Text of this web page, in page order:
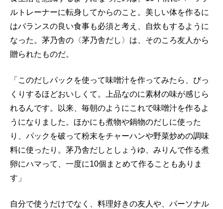
ルトレーナーに転身してからのこと。美しい体を作るに
はバランスの良い食事も必須と考え、自炊もするように
なった。茅乃舎の〈茅乃舎だし〉は、そのころ友人から
贈られたものだ。
「このだしパックを使って味噌汁を作ってみたら、びっ
くりするほどおいしくて。上品なのに素材の味が感じら
れるんです。以来、毎朝のようにこれで味噌汁を作るよ
うになりました。ほかにも煮物や鍋物のだしに使った
り、パックを破って粉末をチャーハンや野菜炒めの調味
料に使ったり。茅乃舎だしとしょうゆ、みりんで作る煮
卵にハマって、一度に10個まとめて作ることもありま
す」
自分で使うだけでなく、料理好きの友人や、パーソナル